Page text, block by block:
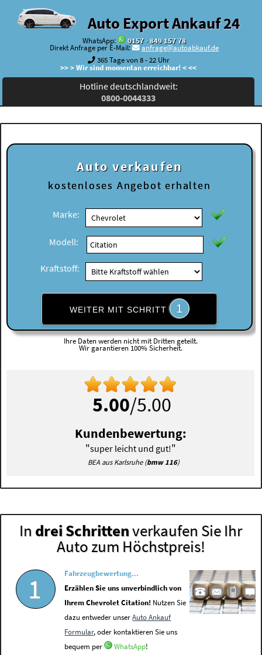
Auto Export Ankauf 24
WhatsApp:
0157 - 849 157 78
Direkt Anfrage per E-Mail:
anfrage@autoabkauf.de
365 Tage von 8 - 22 Uhr
>> > Wir sind momentan erreichbar! < <<
Hotline deutschlandweit:
0800-0044333
Auto verkaufen
kostenloses Angebot erhalten
Marke:
Modell:
Kraftstoff:
WEITER MIT SCHRITT 1
Ihre Daten werden nicht mit Dritten geteilt.
Wir garantieren 100% Sicherheit.
5.00/5.00
Kundenbewertung:
"super leicht und gut!"
BEA aus Karlsruhe (bmw 116)
In drei Schrittenverkaufen Sie Ihr
Auto zum Höchstpreis!
1
Fahrzeugbewertung...
Erzählen Sie uns unverbindlich von
Ihrem Chevrolet Citation! Nutzen Sie
dazu entweder unserAuto Ankauf
Formular, oder kontaktieren Sie uns
bequem per
WhatsApp!